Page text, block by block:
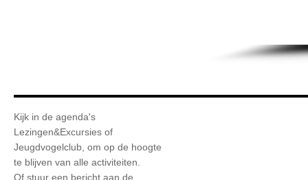
Kijk in de agenda's
Lezingen&Excursies of
Jeugdvogelclub, om op de hoogte
te blijven van alle activiteiten.
Of stuur een bericht aan de